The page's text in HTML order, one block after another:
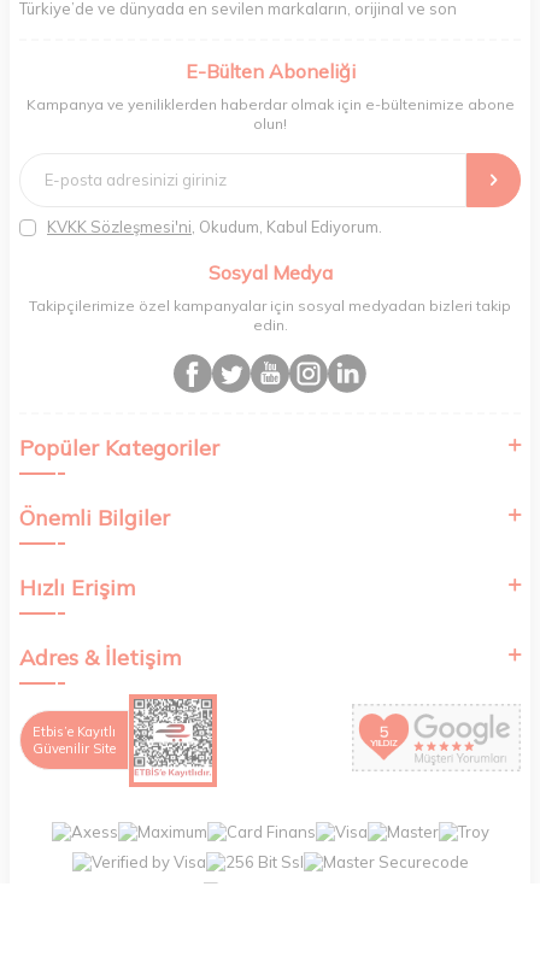
Türkiye’de ve dünyada en sevilen markaların, orijinal ve son
paketliyoruz. Herhangi bir durumdan dolayı olumsuz olarak geri
dönüş alınan siparişlerin memnuniyete dönüşmesi ekibimiz ve
müşteri temsilcilerimiz aracılığı ile gerekli tüm desteği sağlıyoruz.
2017 yılından bugüne, yüzlerce marka ve binlerce ürün seçeneğini
distribütörlerinden faturalı olarak tedarik ediyor ve müşterilerimize
aynı şekilde faturalı ve orijinal ambalajlarda gönderim sağlıyoruz.
Paketleme sürecinde geri dönüştürülebilir malzemeler kullanarak
atık oranımızı en aza indiriyor ve daha yaşanabilir bir dünya
E-Bülten Aboneliği
Kampanya ve yeniliklerden haberdar olmak için e-bültenimize abone
olun!
KVKK Sözleşmesi'ni , Okudum, Kabul Ediyorum.
Sosyal Medya
Takipçilerimize özel kampanyalar için sosyal medyadan bizleri takip
edin.
Popüler Kategoriler
Önemli Bilgiler
Hızlı Erişim
Adres & İletişim
Etbis’e Kayıtlı
Güvenilir Site